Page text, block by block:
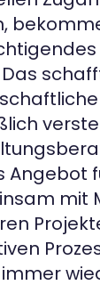
Angebot
mit